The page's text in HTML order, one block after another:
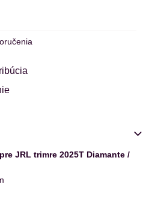
JRL trimre 2025T Diamante /